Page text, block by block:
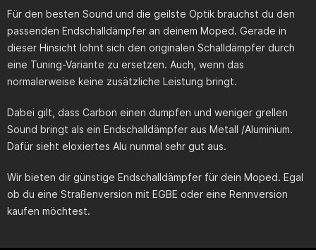
Für den besten Sound und die geilste Optik brauchst du den
passenden Endschalldämpfer an deinem Moped. Gerade in
dieser Hinsicht lohnt sich den originalen Schalldämpfer durch
eine Tuning-Variante zu ersetzen. Auch, wenn das
normalerweise keine zusätzliche Leistung bringt.
Dabei gilt, dass Carbon einen dumpfen und weniger grellen
Sound bringt als ein Endschalldämpfer aus Metall /Aluminium.
Dafür sieht eloxiertes Alu nunmal sehr gut aus.
Wir bieten dir günstige Endschalldämpfer für dein Moped. Egal
ob du eine Straßenversion mit EGBE oder eine Rennversion
kaufen möchtest.